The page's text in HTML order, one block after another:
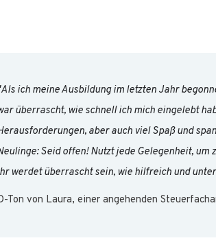
ich meine Ausbildung im letzten Jahr
überrascht, wie schnell ich mich eingelebt
aber auch viel Spaß und
Seid offen! Nutzt jede Gelegenheit, um
werdet überrascht sein, wie hilfreich und
Ton von Laura, einer angehenden